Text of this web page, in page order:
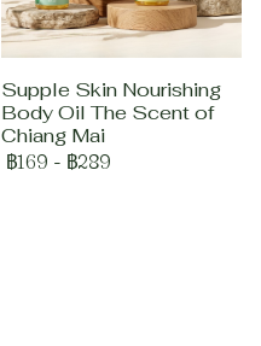
Supple Skin Nourishing
Body Oil The Scent of
Chiang Mai
฿169 - ฿289